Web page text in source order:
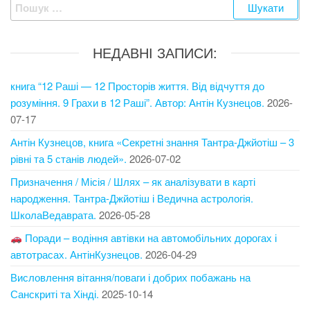
НЕДАВНІ ЗАПИСИ:
книга “12 Раші — 12 Просторів життя. Від відчуття до
розуміння. 9 Грахи в 12 Раші”. Автор: Антін Кузнецов. 2026-
07-17
Антін Кузнецов, книга «Секретні знання Тантра-Джйотіш – 3
рівні та 5 станів людей». 2026-07-02
Призначення / Місія / Шлях – як аналізувати в карті
народження. Тантра-Джйотіш і Ведична астрологія.
ШколаВедаврата. 2026-05-28
Поради – водіння автівки на автомобільних дорогах і
автотрасах. АнтінКузнецов. 2026-04-29
Висловлення вітання/поваги і добрих побажань на
Санскриті та Хінді. 2025-10-14